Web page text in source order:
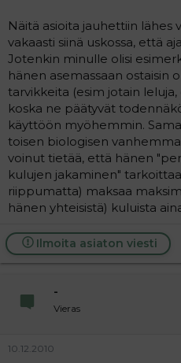
nyt meillä on jo yhteisiäkin
Näitä asioita jauhettiin
vakaasti siinä uskossa, että
Jotenkin minulle olisi
hänen asemassaan ostaisin
tarvikkeita (esim jotain leluja,
koska ne päätyvät
käyttöön myöhemmin.
toisen biologisen
voinut tietää, että hänen
kulujen jakaminen"
riippumatta) maksaa
hänen yhteisistä) kuluista
Ilmoita asiaton viesti
-
Vieras
10.12.2010